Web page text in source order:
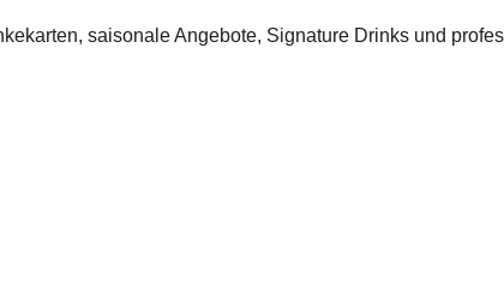
saisonale Angebote, Signature Drinks und